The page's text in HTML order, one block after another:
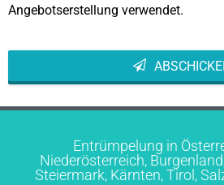
Angebotserstellung verwendet.
This
Entrümpelung in
Niederösterreich,
Steiermark, Kärnten, Tirol,